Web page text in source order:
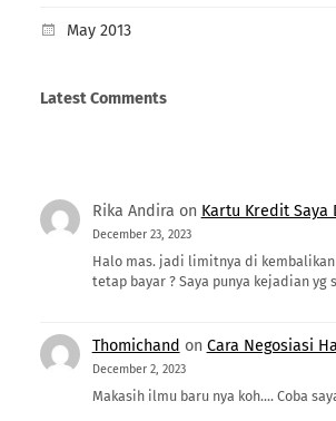
May 2013
Latest Comments
Rika Andira on Kartu Kredit Saya
December 23, 2023
Halo mas. jadi limitnya di
tetap bayar ? Saya punya kejadian yg
Thomichand on Cara Negosiasi
December 2, 2023
Makasih ilmu baru nya koh.... Coba